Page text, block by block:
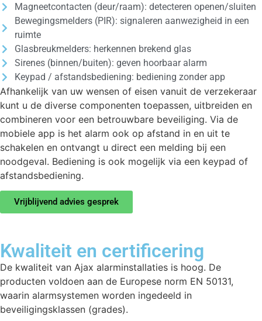
Magneetcontacten (deur/raam): detecteren openen/sluiten
Bewegingsmelders (PIR): signaleren aanwezigheid in een
ruimte
Glasbreukmelders: herkennen brekend glas
Sirenes (binnen/buiten): geven hoorbaar alarm
Keypad / afstandsbediening: bediening zonder app
Afhankelijk van uw wensen of eisen vanuit de verzekeraar
kunt u de diverse componenten toepassen, uitbreiden en
combineren voor een betrouwbare beveiliging. Via de
mobiele app is het alarm ook op afstand in en uit te
schakelen en ontvangt u direct een melding bij een
noodgeval. Bediening is ook mogelijk via een keypad of
afstandsbediening.
Vrijblijvend advies gesprek
Kwaliteit en certificering
De kwaliteit van Ajax alarminstallaties is hoog. De
producten voldoen aan de Europese norm EN 50131,
waarin alarmsystemen worden ingedeeld in
beveiligingsklassen (grades).